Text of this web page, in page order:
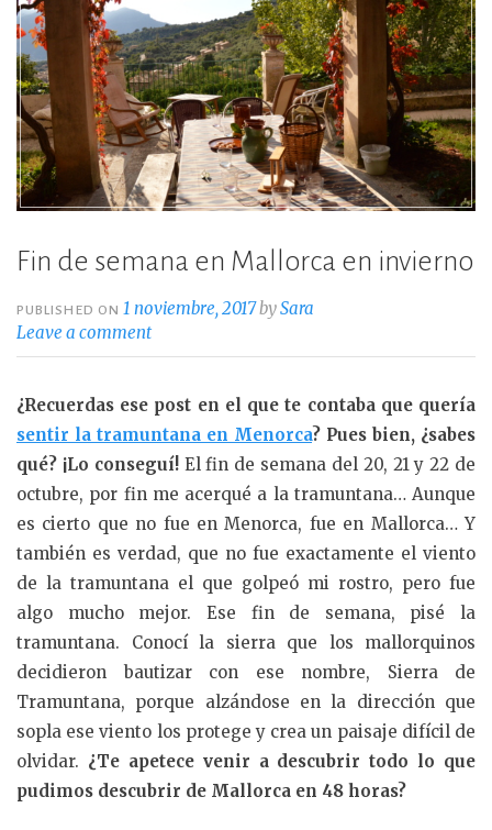
Fin de semana en Mallorca en invierno
PUBLISHED ON1 noviembre, 2017bySara
Leave a comment
¿Recuerdas ese post en el que te contaba que quería
sentir la tramuntana en Menorca? Pues bien, ¿sabes
qué? ¡Lo conseguí!El fin de semana del 20, 21 y 22 de
octubre, por fin me acerqué a la tramuntana… Aunque
es cierto que no fue en Menorca, fue en Mallorca… Y
también es verdad, que no fue exactamente el viento
de la tramuntana el que golpeó mi rostro, pero fue
algo mucho mejor. Ese fin de semana, pisé la
tramuntana. Conocí la sierra que los mallorquinos
decidieron bautizar con ese nombre, Sierra de
Tramuntana, porque alzándose en la dirección que
sopla ese viento los protege y crea un paisaje difícil de
olvidar. ¿Te apetece venir a descubrir todo lo que
pudimos descubrir de Mallorca en 48 horas?